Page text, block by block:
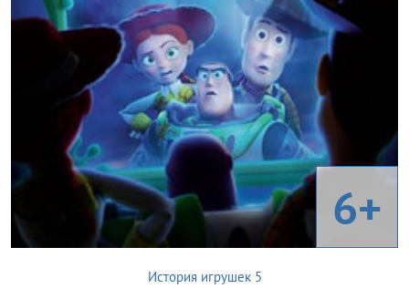
6+
История игрушек 5